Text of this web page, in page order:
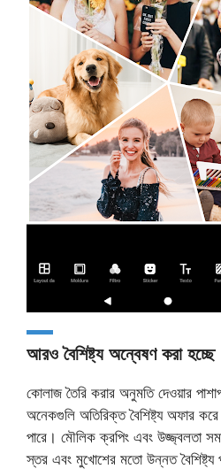
আরও বৈশিষ্ট্য অন্বেষণ করা হচ্ছে
কোলাজ তৈরি করার অনুমতি দেওয়ার
অনেকগুলি অতিরিক্ত বৈশিষ্ট্য অফার
পারে। মৌলিক ক্রপিং এবং উজ্জ্বলতা
স্তর এবং মুখোশের মতো উন্নত বৈশিষ্ট্য